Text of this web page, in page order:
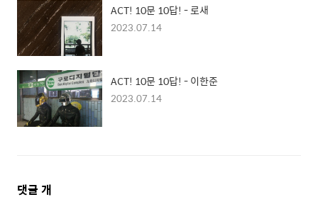
ACT! 10문 10답! - 로새
2023.07.14
ACT! 10문 10답! - 이한준
2023.07.14
댓
댓글 개